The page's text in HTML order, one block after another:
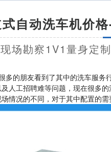
自动洗车机价
场勘察1V1量身定
多的朋友看到了其中的洗车服务
人工招聘难等问题，现在很多
情况的不同，对于其中配置的